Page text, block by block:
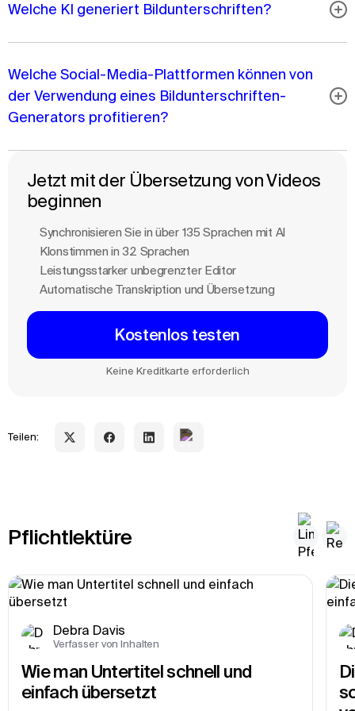
Welche KI generiert Bildunterschriften?
Welche Social-Media-Plattformen können von
der Verwendung eines Bildunterschriften-
Generators profitieren?
Jetzt mit der Übersetzung von Videos
beginnen
Synchronisieren Sie in über 135 Sprachen mit Al
Klonstimmen in 32 Sprachen
Leistungsstarker unbegrenzter Editor
Automatische Transkription und Übersetzung
Kostenlos testen
Keine Kreditkarte erforderlich
Teilen:
Pflichtlektüre
Debra Davis
Verfasser von Inhalten
Wie man Untertitel schnell und
einfach übersetzt